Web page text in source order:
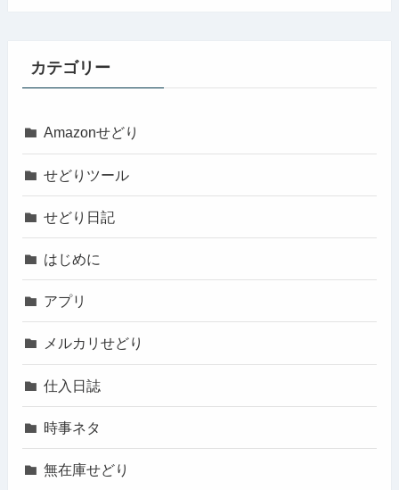
カテゴリー
Amazonせどり
せどりツール
せどり日記
はじめに
アプリ
メルカリせどり
仕入日誌
時事ネタ
無在庫せどり